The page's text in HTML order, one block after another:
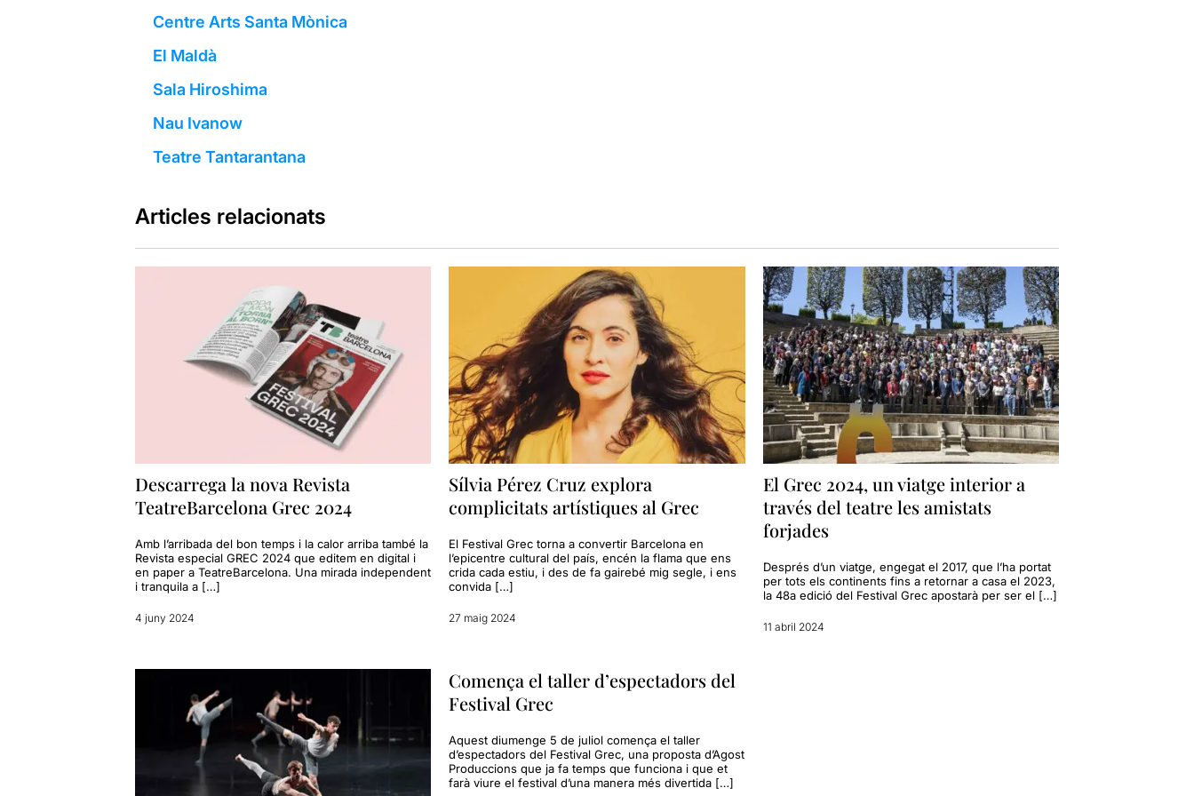
Centre Arts Santa Mònica
El Maldà
Sala Hiroshima
Nau Ivanow
Teatre Tantarantana
Articles relacionats
Descarrega la nova Revista
TeatreBarcelona Grec 2024
Amb l’arribada del bon temps i la calor arriba també la
Revista especial GREC 2024 que editem en digital i
en paper a TeatreBarcelona. Una mirada independent
i tranquila a […]
4 juny 2024
Sílvia Pérez Cruz explora
complicitats artístiques al Grec
El Festival Grec torna a convertir Barcelona en
l’epicentre cultural del país, encén la flama que ens
crida cada estiu, i des de fa gairebé mig segle, i ens
convida […]
27 maig 2024
El Grec 2024, un viatge interior a
través del teatre les amistats
forjades
Després d’un viatge, engegat el 2017, que l’ha portat
per tots els continents fins a retornar a casa el 2023,
la 48a edició del Festival Grec apostarà per ser el […]
11 abril 2024
Comença el taller d’espectadors del
Festival Grec
Aquest diumenge 5 de juliol comença el taller
d’espectadors del Festival Grec, una proposta d’Agost
Produccions que ja fa temps que funciona i que et
farà viure el festival d’una manera més divertida […]